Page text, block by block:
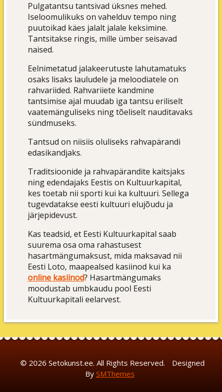
Pulgatantsu tantsivad üksnes mehed.
Iseloomulikuks on vahelduv tempo ning
puutoikad käes jalalt jalale keksimine.
Tantsitakse ringis, mille ümber seisavad
naised.
Eelnimetatud jalakeerutuste lahutamatuks
osaks lisaks lauludele ja meloodiatele on
rahvariided. Rahvariiete kandmine
tantsimise ajal muudab iga tantsu eriliselt
vaatemänguliseks ning tõeliselt nauditavaks
sündmuseks.
Tantsud on niisiis oluliseks rahvapärandi
edasikandjaks.
Traditsioonide ja rahvapärandite kaitsjaks
ning edendajaks Eestis on Kultuurkapital,
kes toetab nii sporti kui ka kultuuri. Sellega
tugevdatakse eesti kultuuri elujõudu ja
järjepidevust.
Kas teadsid, et Eesti Kultuurkapital saab
suurema osa oma rahastusest
hasartmängumaksust, mida maksavad nii
Eesti Loto, maapealsed kasiinod kui ka
online kasiinod? Hasartmängumaks
moodustab umbkaudu pool Eesti
Kultuurkapitali eelarvest.
© 2026 Setokunst.ee. All Rights Reserved.
Designed
By SMThemes